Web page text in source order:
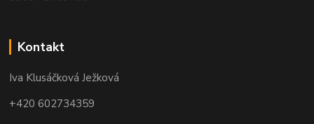
Kontakt
Iva Klusáčková Ježková
+420 602734359